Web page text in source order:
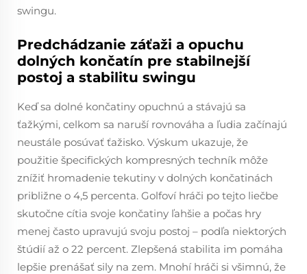
swingu.
Predchádzanie záťaži a opuchu
dolných končatín pre stabilnejší
postoj a stabilitu swingu
Keď sa dolné končatiny opuchnú a stávajú sa
ťažkými, celkom sa naruší rovnováha a ľudia začínajú
neustále posúvať ťažisko. Výskum ukazuje, že
použitie špecifických kompresných techník môže
znížiť hromadenie tekutiny v dolných končatinách
približne o 4,5 percenta. Golfoví hráči po tejto liečbe
skutočne cítia svoje končatiny ľahšie a počas hry
menej často upravujú svoju postoj – podľa niektorých
štúdií až o 22 percent. Zlepšená stabilita im pomáha
lepšie prenášať sily na zem. Mnohí hráči si všimnú, že